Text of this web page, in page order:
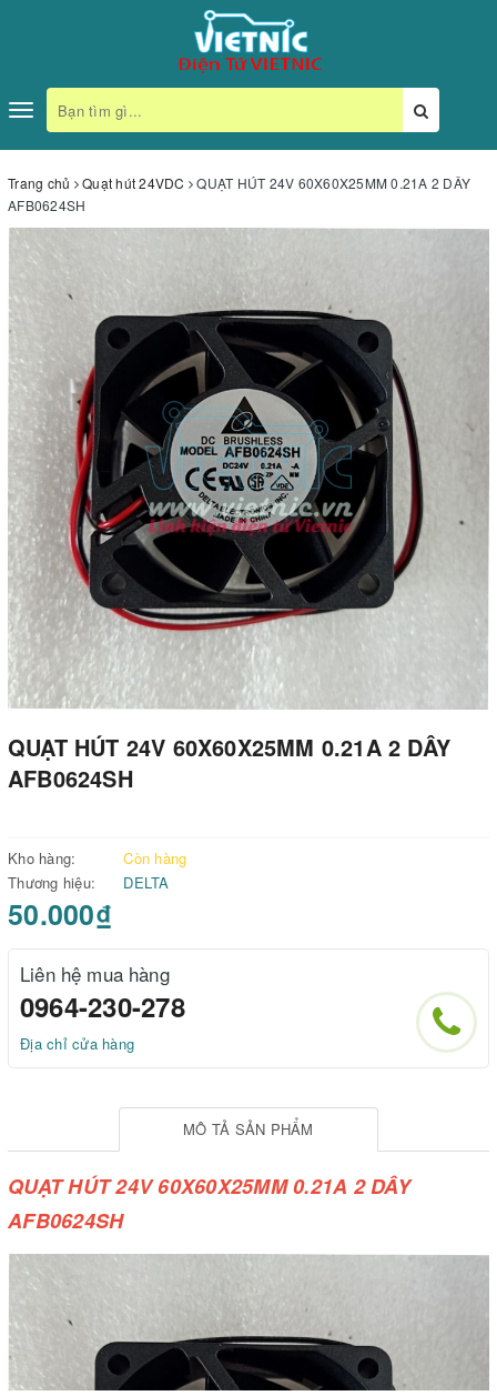
Toggle
navigation
Trang chủ Quạt hút 24VDC
QUẠT HÚT 24V 60X60X25MM 0.21A 2 DÂY
AFB0624SH
QUẠT HÚT 24V 60X60X25MM 0.21A 2 DÂY
AFB0624SH
Kho hàng:
Còn hàng
Thương hiệu:
DELTA
50.000₫
Liên hệ mua hàng
0964-230-278
Địa chỉ cửa hàng
MÔ TẢ SẢN PHẨM
QUẠT HÚT 24V 60X60X25MM 0.21A 2 DÂY
AFB0624SH